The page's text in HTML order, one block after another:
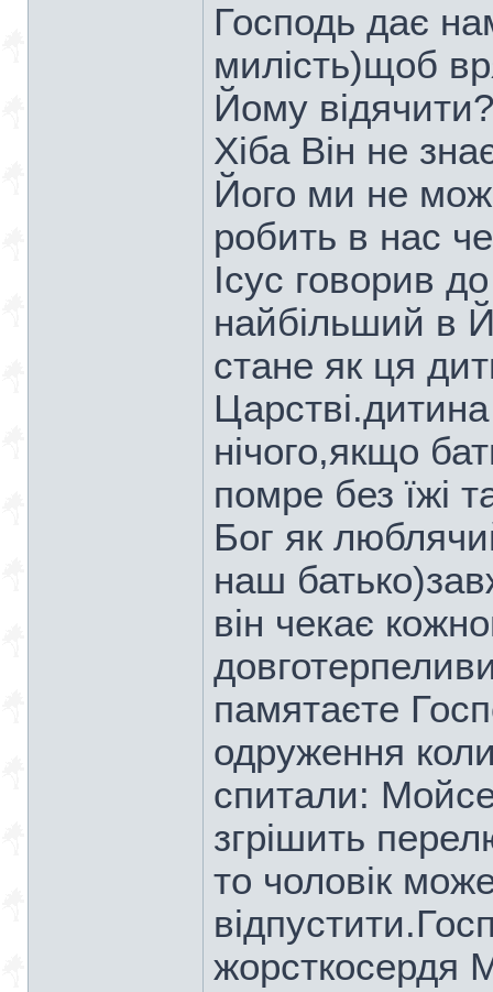
Господь дає
милість)щоб
Йому відячити?
Хіба Він не
Його ми не
робить в нас
Ісус говорив
найбільший в
стане як ця
нічого,якщо
помре без їжі
Бог як
наш
він чекає
памятаєте
одруження
спитали:
згрішить
то чоловік
жорсткосердя